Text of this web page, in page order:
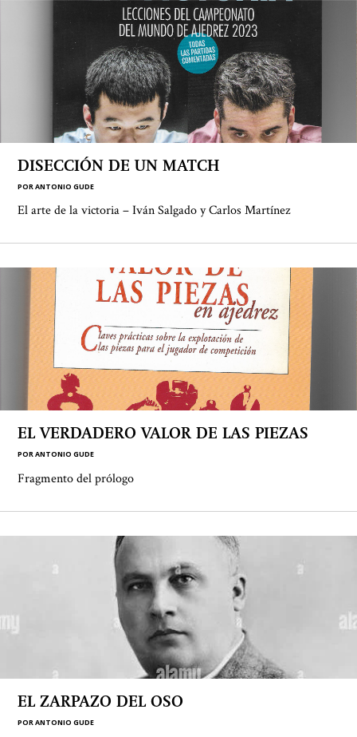
DISECCIÓN DE UN MATCH
PORANTONIO GUDE
El arte de la victoria – Iván Salgado y Carlos Martínez
EL VERDADERO VALOR DE LAS PIEZAS
PORANTONIO GUDE
Fragmento del prólogo
EL ZARPAZO DEL OSO
PORANTONIO GUDE